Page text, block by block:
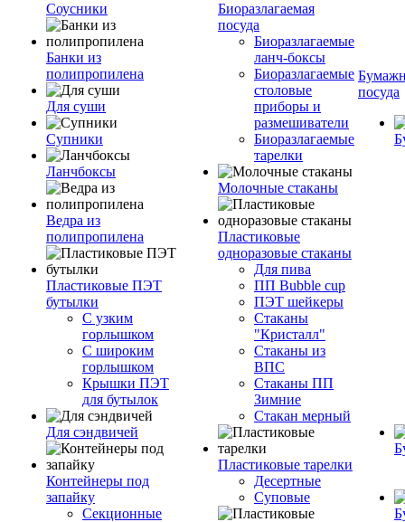
Соусники
Банки из
полипропилена
Для суши
Супники
Ланчбоксы
Ведра из
полипропилена
Пластиковые ПЭТ
бутылки
С узким
горлышком
С широким
горлышком
Крышки ПЭТ
для бутылок
Для сэндвичей
Контейнеры под
запайку
Секционные
Биоразлагаемая
посуда
Биоразлагаемые
ланч-боксы
Биоразлагаемые
столовые
приборы и
размешиватели
Биоразлагаемые
тарелки
Молочные стаканы
Пластиковые
одноразовые стаканы
Для пива
ПП Bubble cup
ПЭТ шейкеры
Стаканы
"Кристалл"
Стаканы из
ВПС
Стаканы ПП
Зимние
Стакан мерный
Пластиковые тарелки
Десертные
Суповые
посуда